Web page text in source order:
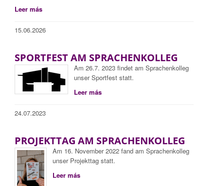
Leer más
15.06.2026
SPORTFEST AM SPRACHENKOLLEG
Am 26.7. 2023 findet am Sprachenkolleg
unser Sportfest statt.
Leer más
24.07.2023
PROJEKTTAG AM SPRACHENKOLLEG
Am 16. November 2022 fand am Sprachenkolleg
unser Projekttag statt.
Leer más